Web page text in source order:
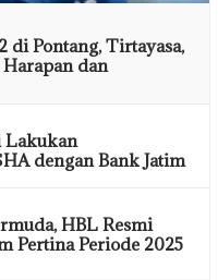
di Pontang, Tirtayasa,
dan
Lakukan
dengan Bank Jatim
HBL Resmi
Pertina Periode 2025